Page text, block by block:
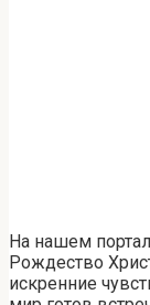
На нашем
Рождество
искренние